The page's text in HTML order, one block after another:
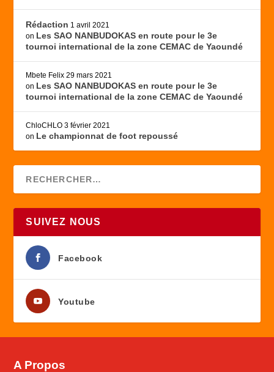
Rédaction 1 avril 2021
on Les SAO NANBUDOKAS en route pour le 3e
tournoi international de la zone CEMAC de Yaoundé
Mbete Felix 29 mars 2021
on Les SAO NANBUDOKAS en route pour le 3e
tournoi international de la zone CEMAC de Yaoundé
ChloCHLO 3 février 2021
on Le championnat de foot repoussé
SUIVEZ NOUS
Facebook
Youtube
A Propos